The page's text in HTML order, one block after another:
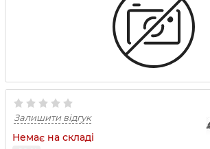
Залишити відгук
Немає на складі